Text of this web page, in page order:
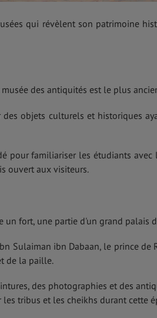
qui révèlent son patrimoine
des antiquités est le plus
objets culturels et historiques
pour familiariser les étudiants
ouvert aux visiteurs.
un fort, une partie d'un grand palais
Sulaiman ibn Dabaan, le prince de
de la paille.
des photographies et des
tribus et les cheikhs durant cette